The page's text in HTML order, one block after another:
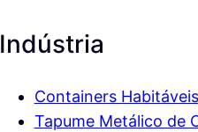
Indústria
Containers Habitáveis
Tapume Metálico de